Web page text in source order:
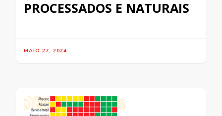
PROCESSADOS E NATURAIS
MAIO 27, 2024